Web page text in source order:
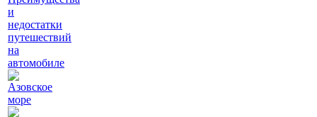
и
недостатки
путешествий
на
автомобиле
Азовское
море